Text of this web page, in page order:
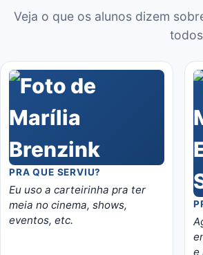
Veja o que os alunos dizem
PRA QUE SERVIU?
Eu uso a carteirinha pra ter
meia no cinema, shows,
eventos, etc.
e